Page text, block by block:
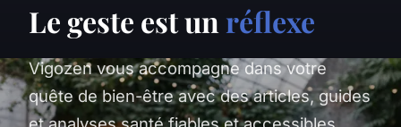
Le geste est un réflexe
Vigozen vous accompagne dans votre
quête de bien-être avec des articles, guides
et analyses santé fiables et accessibles.